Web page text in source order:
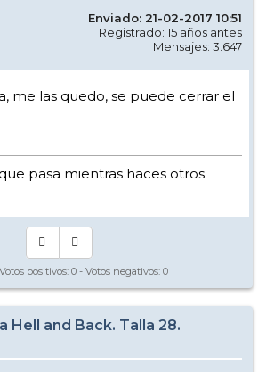
Enviado: 21-02-2017 10:51
Registrado: 15 años antes
Mensajes: 3.647
me las quedo, se puede cerrar el
pasa mientras haces otros
positivos: 0 - Votos negativos: 0
Hell and Back. Talla 28.